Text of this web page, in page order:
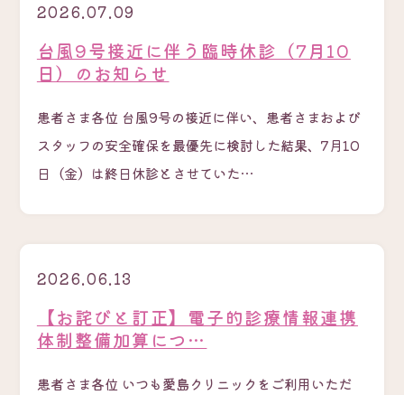
2026.07.09
台風9号接近に伴う臨時休診（7月10
日）のお知らせ
患者さま各位 台風9号の接近に伴い、患者さまおよび
スタッフの安全確保を最優先に検討した結果、7月10
日（金）は終日休診とさせていた…
2026.06.13
【お詫びと訂正】電子的診療情報連携
体制整備加算につ…
患者さま各位 いつも愛島クリニックをご利用いただ